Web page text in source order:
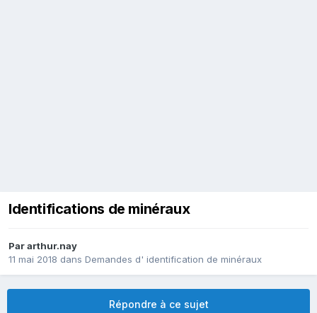
Identifications de minéraux
Pararthur.nay
11 mai 2018 dans Demandes d' identification de minéraux
Répondre à ce sujet